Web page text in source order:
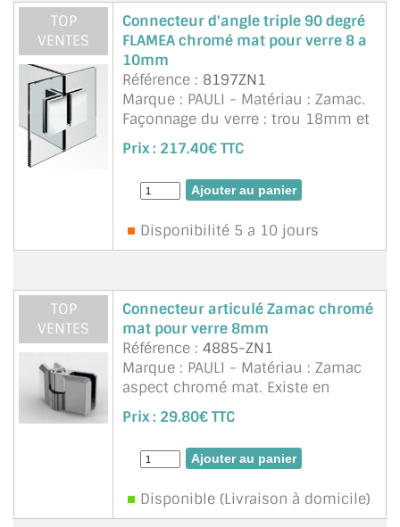
VERRIÈRE TYPE ATELIER
VERRES TEXTURÉS
PLEXIGLAS PMMA
DOUBLE VITRAGE
ACCESSOIRES & QUINCAILLERIE
CATALOGUE DE PROFILS ET FIXATION DU
LES PROFILS PAROI DE VERRE
VITRINE EN VERRE
CONNECTEURS ET ASSEMBLAGE DE VERRES
PLATS ET CORNIÈRES
LES CHARNIÈRES DE PORTE EN VERRE
BOUTONS ET POIGNÉES
TOP
VENTES
Connecteur d'angle triple 90 degré
FLAMEA chromé mat pour verre 8 a
10mm
Référence : 8197ZN1
Marque : PAULI - Matériau : Zamac.
Façonnage du verre : trou 18mm et
trou ouvert. Pour verre sécurit
(trempé) de 8 à 10mm. Idéal pour
montage de paroi (Protection
sanitaire so ...suite
Prix : 217.40€ TTC
Disponibilité 5 a 10 jours
TOP
VENTES
Connecteur articulé Zamac chromé
mat pour verre 8mm
Référence : 4885-ZN1
Marque : PAULI - Matériau : Zamac
aspect chromé mat. Existe en
chromé brillant, teinte RAL sur
mesure, aspect inox brossé. Ce
connecteur articulé peut être figé
dans la ...suite
Prix : 29.80€ TTC
Disponible (Livraison à domicile)